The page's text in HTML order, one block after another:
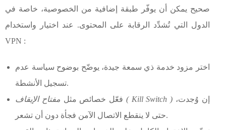
صحيح يمكن أن يوفّر طبقة إضافية من الخصوصية، خاصة في
الدول التي تُشدِّد الرقابة على المحتوى. عند اختيار واستخدام
VPN :
اختر مزود خدمة ذي سمعة جيدة، يوضّح بوضوح سياسة عدم
تسجيل الأنشطة.
فعّل خصائص مثل مفتاح الإيقاف ( Kill Switch )
حتى لا ينقطع الاتصال الآمن فجأة دون أن تشعر.